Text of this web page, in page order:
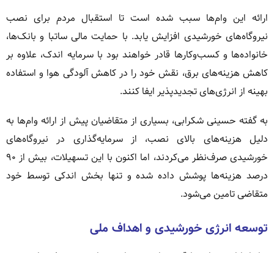
ارائه این وام‌ها سبب شده است تا استقبال مردم برای نصب
نیروگاه‌های خورشیدی افزایش یابد. با حمایت مالی ساتبا و بانک‌ها،
خانواده‌ها و کسب‌وکارها قادر خواهند بود با سرمایه اندک، علاوه بر
کاهش هزینه‌های برق، نقش خود را در کاهش آلودگی هوا و استفاده
بهینه از انرژی‌های تجدیدپذیر ایفا کنند.
به گفته حسینی شکرابی، بسیاری از متقاضیان پیش از ارائه وام‌ها به
دلیل هزینه‌های بالای نصب، از سرمایه‌گذاری در نیروگاه‌های
خورشیدی صرف‌نظر می‌کردند، اما اکنون با این تسهیلات، بیش از ۹۰
درصد هزینه‌ها پوشش داده شده و تنها بخش اندکی توسط خود
متقاضی تامین می‌شود.
توسعه انرژی خورشیدی و اهداف ملی